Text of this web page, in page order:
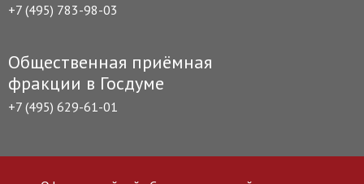
+7 (495) 783-98-03
Общественная приёмная
фракции в Госдуме
+7 (495) 629-61-01